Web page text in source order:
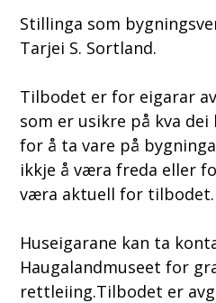
Stillinga som
Tarjei S. Sortland.
Tilbodet er for eigarar
som er usikre på kva
for å ta vare på
ikkje å væra freda eller
væra aktuell for tilbodet.
Huseigarane kan ta
Haugalandmuseet for
rettleiing.Tilbodet er